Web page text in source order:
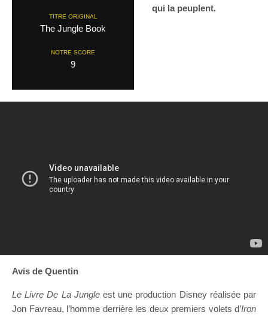
TITRE ORIGINAL
The Jungle Book
NOTRE SCORE
9
qui la peuplent.
Avis de Quentin
Le Livre De La Jungleest une production Disney réalisée par
Jon Favreau, l’homme derrière les deux premiers volets d’Iron